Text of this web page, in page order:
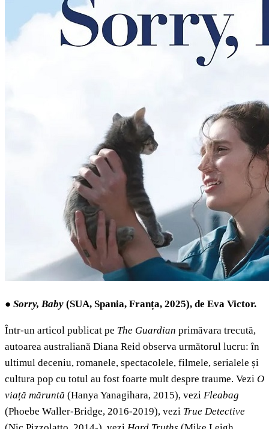
● Sorry, Baby (SUA, Spania, Franța, 2025), de Eva Victor.
Într-un articol publicat pe The Guardian primăvara trecută,
autoarea australiană Diana Reid observa următorul lucru: în
ultimul deceniu, romanele, spectacolele, filmele, serialele și
cultura pop cu totul au fost foarte mult despre traume. Vezi O
viață măruntă (Hanya Yanagihara, 2015), vezi Fleabag
(Phoebe Waller-Bridge, 2016-2019), vezi True Detective